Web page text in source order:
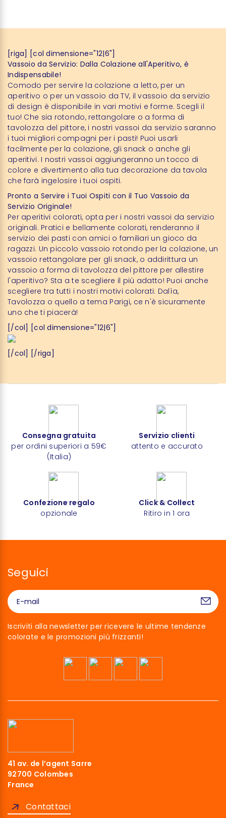
[riga] [col dimensione="12|6"]
Vassoio da Servizio: Dalla Colazione all'Aperitivo, è
Indispensabile!
Comodo per servire la colazione a letto, per un
aperitivo o per un vassoio da TV, il vassoio da servizio
di design è disponibile in vari motivi e forme. Scegli il
tuo! Che sia rotondo, rettangolare o a forma di
tavolozza del pittore, i nostri vassoi da servizio saranno
i tuoi migliori compagni per i pasti! Puoi usarli
facilmente per la colazione, gli snack o anche gli
aperitivi. I nostri vassoi aggiungeranno un tocco di
colore e divertimento alla tua decorazione da tavola
che farà ingelosire i tuoi ospiti.
Pronto a Servire i Tuoi Ospiti con il Tuo Vassoio da
Servizio Originale!
Per aperitivi colorati, opta per i nostri vassoi da servizio
originali. Pratici e bellamente colorati, renderanno il
servizio dei pasti con amici o familiari un gioco da
ragazzi. Un piccolo vassoio rotondo per la colazione, un
vassoio rettangolare per gli snack, o addirittura un
vassoio a forma di tavolozza del pittore per allestire
l'aperitivo? Sta a te scegliere il più adatto! Puoi anche
scegliere tra tutti i nostri motivi colorati: Dalìa,
Tavolozza o quello a tema Parigi, ce n'è sicuramente
uno che ti piacerà!
[/col] [col dimensione="12|6"]
[/col] [/riga]
Consegna gratuita
per ordini superiori a 59€
(Italia)
Servizio clienti
attento e accurato
Confezione regalo
opzionale
Click & Collect
Ritiro in 1 ora
Seguici
Iscriviti alla newsletter per ricevere le ultime tendenze
colorate e le promozioni più frizzanti!
41 av. de l’agent Sarre
92700 Colombes
France
Contattaci